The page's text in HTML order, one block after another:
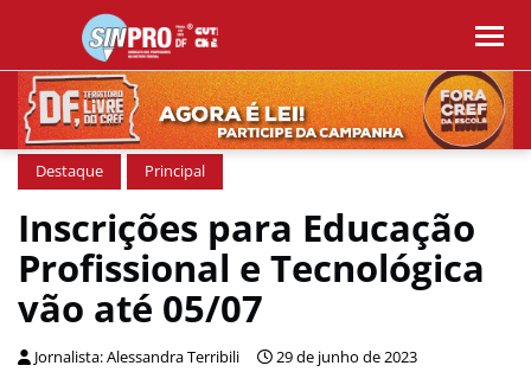
Destaque Principal
Inscrições para Educação
Profissional e Tecnológica
vão até 05/07
Jornalista: Alessandra Terribili 29 de junho de 2023